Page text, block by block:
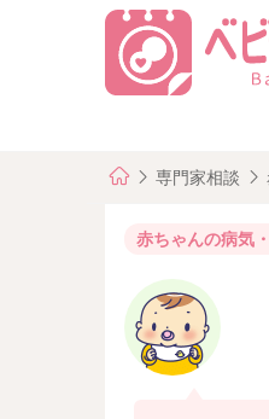
専門家相談
赤ちゃんの病気